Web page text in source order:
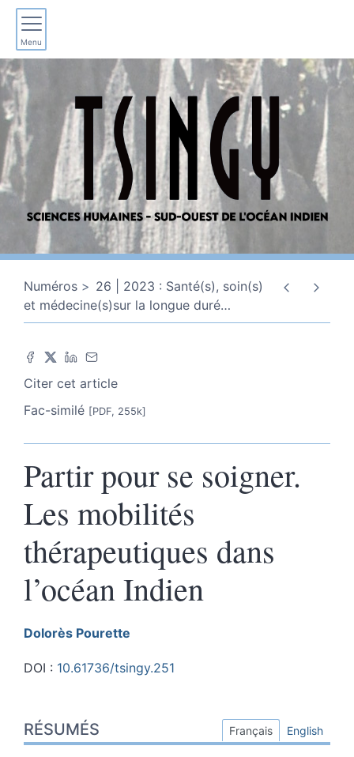
Menu
Numéros
26 | 2023 : Santé(s), soin(s)
et médecine(s)sur la longue duré…
Citer cet article
Fac-similé [PDF, 255k]
Partir pour se soigner.
Les mobilités
thérapeutiques dans
l’océan Indien
Dolorès Pourette
DOI : 10.61736/tsingy.251
Index
Plan
RÉSUMÉS Français English